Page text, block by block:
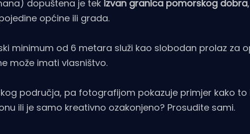
dopuštena je tek izvan granica pomorskog dobra
općine ili grada.
minimum od 6 metara služi kao slobodan prolaz za
može imati vlasništvo.
područja, pa fotografijom pokazuje primjer kako to
ili je samo kreativno ozakonjeno? Prosudite sami.